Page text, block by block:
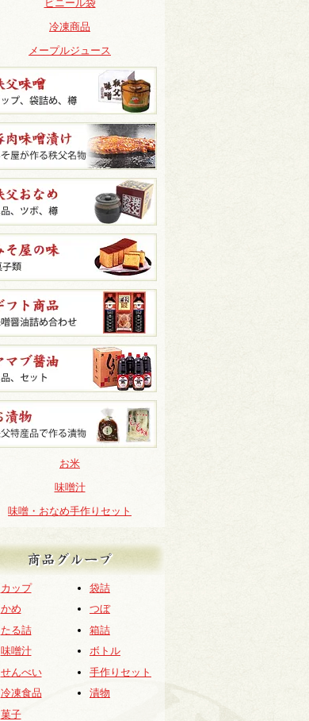
ビニール袋
冷凍商品
メープルジュース
お米
味噌汁
味噌・おなめ手作りセット
カップ
袋詰
かめ
つぼ
たる詰
箱詰
味噌汁
ボトル
せんべい
手作りセット
冷凍食品
漬物
菓子